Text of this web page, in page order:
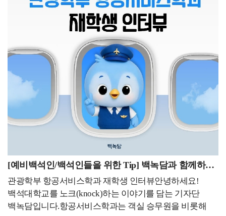
(재학ㆍ복학ㆍ재입학생), 8월 13일 2025학년도 후기
학위수여식, 8월 15일 광복절, 8월 17일 대체 휴일, 8월 24일
~8월 28일 재학생 등록 기간, 8월 24일~8월 28일 조기졸업
신청 기간, 8월 25일~9월 7일 학기 수강 신청 정정 기간
(전체), 8월 25일~9월 7일 졸업 이수학점 확인 기간8월 학사
일정은 2학기 수강 신청 기간(재학ㆍ복학ㆍ재입학생) (8월
10일~8월 14일), 2025학년도 후기 학위수여식(8월 13일),
광복절 (8월 15일), 대체 휴일 (8월 17일), 재학생 등록 기간
(8월 24일~8월 28일), 조기졸업 신청 기간 (8월 24일~8월
28일), 2학기 수강 신청 정정 기간 (전체) (8월 25일~9월
7일), 졸업 이수학점 확인 기간 (8월 25일~9월 7일)입니다.
주요 일정 위주로 소개하겠습니다. 특히 8월은 개강을
앞두고 여러 일정이 이어지는 시기인 만큼, 각 일정을 미리
확인해 차질 없이 준비하는 것이 중요합니다.8월 10일~8월
14일 2학기 수강 신청 기간첫 번째로 8월 10일부터 8월
14일은 2학기 수강 신청 기간입니다. 8월 10일 월요일 9시
30분부터 24시까지는 1학기~4학기에 해당하는 1~2학년을
[예비백석인/백석인들을 위한 Tip] 백녹담과 함께하는 항공서비스학과 재학생 인터뷰
관광학부 항공서비스학과 재학생 인터뷰안녕하세요!
백석대학교를 노크(knock)하는 이야기를 담는 기자단
백녹담입니다.항공서비스학과는 객실 승무원을 비롯해